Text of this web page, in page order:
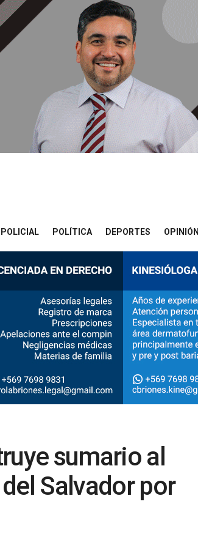
POLICIAL POLÍTICA DEPORTES OPINIÓN
sumario al
Salvador por